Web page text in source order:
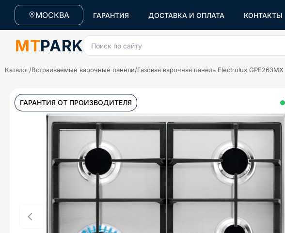
МОСКВА ГАРАНТИЯ ДОСТАВКА И ОПЛАТА КОНТАКТЫ
MTPARK Поиск по сайту
Каталог/Встраиваемые варочные панели/Газовая варочная панель Electrolux GPE263MX
ГАРАНТИЯ ОТ ПРОИЗВОДИТЕЛЯ